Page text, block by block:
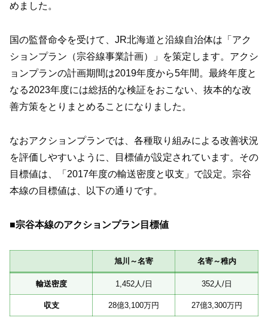
めました。
国の監督命令を受けて、JR北海道と沿線自治体は「アク
ションプラン（宗谷線事業計画）」を策定します。アクシ
ョンプランの計画期間は2019年度から5年間。最終年度と
なる2023年度には総括的な検証をおこない、抜本的な改
善方策をとりまとめることになりました。
なおアクションプランでは、各種取り組みによる改善状況
を評価しやすいように、目標値が設定されています。その
目標値は、「2017年度の輸送密度と収支」で設定。宗谷
本線の目標値は、以下の通りです。
■宗谷本線のアクションプラン目標値
旭川～名寄 名寄～稚内
輸送密度 1,452人/日 352人/日
収支 28億3,100万円 27億3,300万円